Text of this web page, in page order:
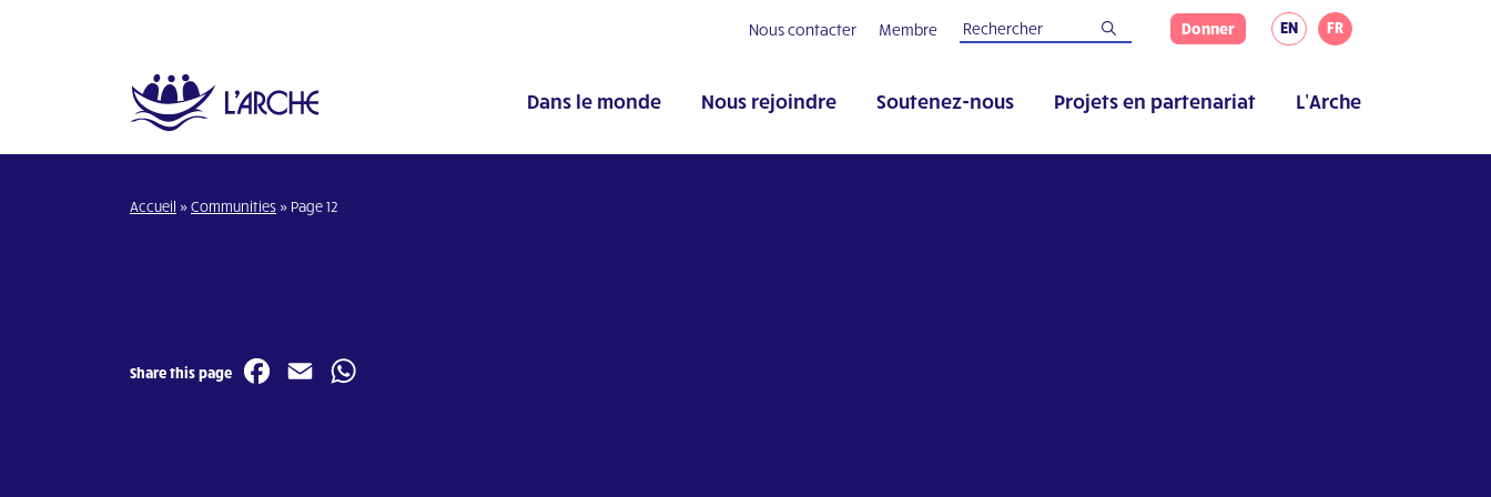
Nous contacter Membre Donner EN FR
Dans le monde Nous rejoindre Soutenez-nous Projets en partenariat L’Arche
Accueil »Communities » Page 12
Share this page Facebook
Email